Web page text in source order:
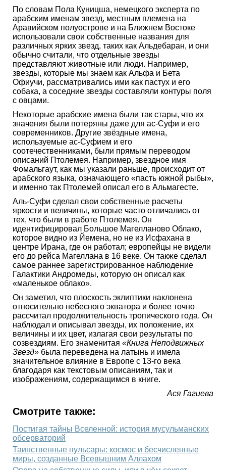
По словам Пола Куницша, немецкого эксперта по
арабским именам звезд, местным племена на
Аравийском полуострове и на Ближнем Востоке
использовали свои собственные названия для
различных ярких звезд, таких как Альдебаран, и они
обычно считали, что отдельные звезды
представляют животные или люди. Например,
звезды, которые мы знаем как Альфа и Бета
Офиучи, рассматривались ими как пастух и его
собака, а соседние звезды составляли контуры поля
с овцами.
Некоторые арабские имена были так стары, что их
значения были потеряны даже для ас-Суфи и его
современников. Другие звёздные имена,
используемые ас-Суфием и его
соотечественниками, были прямым переводом
описаний Птолемея. Например, звездное имя
Фомальгаут, как мы указали раньше, происходит от
арабского языка, означающего «пасть южной рыбы»,
и именно так Птолемей описал его в Альмагесте.
Аль-Суфи сделал свои собственные расчеты
яркости и величины, которые часто отличались от
тех, что были в работе Птолемея. Он
идентифицировал Большое Магелланово Облако,
которое видно из Йемена, но не из Исфахана в
центре Ирана, где он работал; европейцы не видели
его до рейса Магеллана в 16 веке. Он также сделал
самое раннее зарегистрированное наблюдение
Галактики Андромеды, которую он описал как
«маленькое облако».
Он заметил, что плоскость эклиптики наклонена
относительно небесного экватора и более точно
рассчитал продолжительность тропического года. Он
наблюдал и описывал звезды, их положение, их
величины и их цвет, излагая свои результаты по
созвездиям. Его знаменитая «Книга Неподвижных
Звезд» была переведена на латынь и имела
значительное влияние в Европе с 13-го века
благодаря как текстовым описаниям, так и
изображениям, содержащимся в книге.
Ася Гагиева
Смотрите также:
Постигая тайны Вселенной: история мусульманских
обсерваторий
Таинственные пульсары: космос и бесчисленные
миры, созданные Всевышним Аллахом